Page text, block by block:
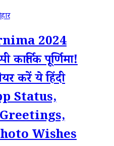
2024
पूर्णिमा!
करें ये हिंदी
Status,
Wishes